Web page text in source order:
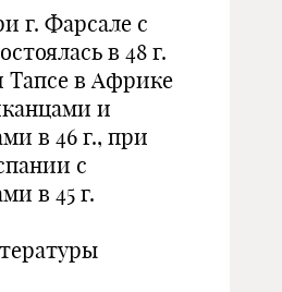
г. Фарсале с
в 48 г.
Тапсе в Африке
и
в 46 г., при
с
в 45 г.